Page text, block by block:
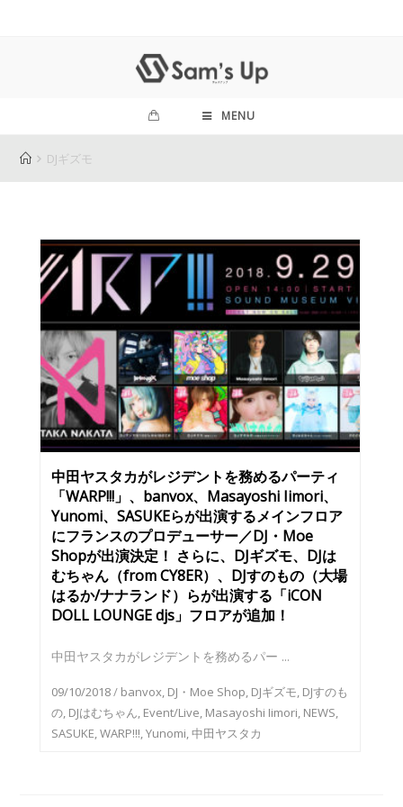
MENU
DJギズモ
中田ヤスタカがレジデントを務めるパーティ
「WARP!!!」、banvox、Masayoshi Iimori、
Yunomi、SASUKEらが出演するメインフロア
にフランスのプロデューサー／DJ・Moe
Shopが出演決定！ さらに、DJギズモ、DJは
むちゃん（from CY8ER）、DJすのもの（大場
はるか/ナナランド）らが出演する「iCON
DOLL LOUNGE djs」フロアが追加！
中田ヤスタカがレジデントを務めるパー ...
09/10/2018/ banvox, DJ・Moe Shop, DJギズモ, DJすのも
の, DJはむちゃん, Event/Live, Masayoshi Iimori, NEWS,
SASUKE,WARP!!!,Yunomi,中田ヤスタカ